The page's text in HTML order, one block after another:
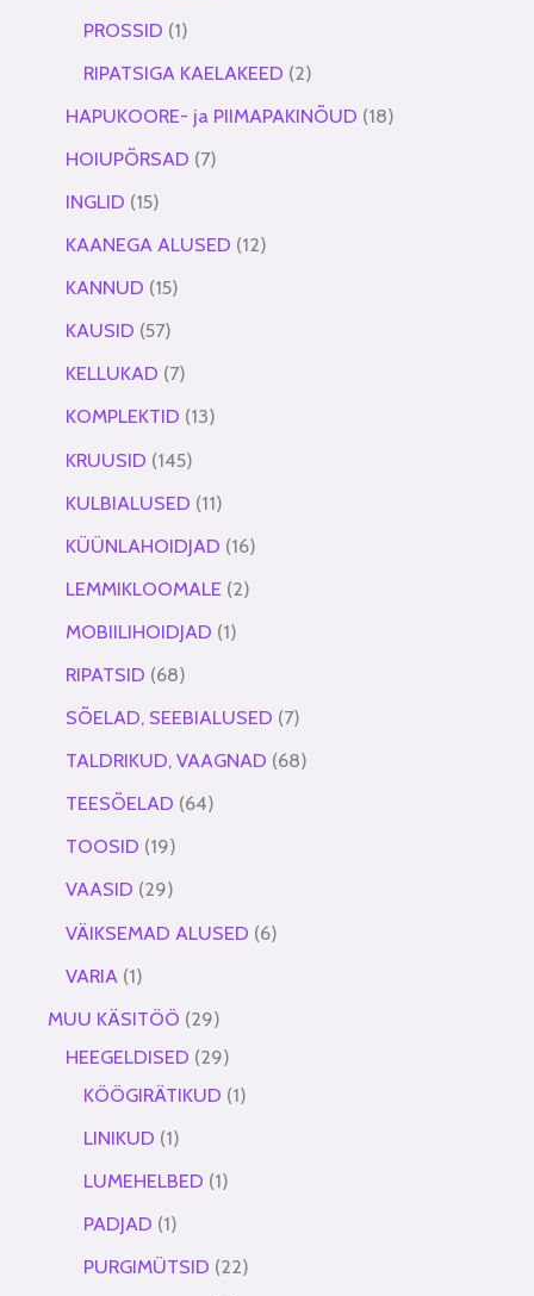
PROSSID 1
RIPATSIGA KAELAKEED 2
HAPUKOORE- ja PIIMAPAKINÕUD 18
HOIUPÕRSAD 7
INGLID 15
KAANEGA ALUSED 12
KANNUD 15
KAUSID 57
KELLUKAD 7
KOMPLEKTID 13
KRUUSID 145
KULBIALUSED 11
KÜÜNLAHOIDJAD 16
LEMMIKLOOMALE 2
MOBIILIHOIDJAD 1
RIPATSID 68
SÕELAD, SEEBIALUSED 7
TALDRIKUD, VAAGNAD 68
TEESÕELAD 64
TOOSID 19
VAASID 29
VÄIKSEMAD ALUSED 6
VARIA 1
MUU KÄSITÖÖ 29
HEEGELDISED 29
KÖÖGIRÄTIKUD 1
LINIKUD 1
LUMEHELBED 1
PADJAD 1
PURGIMÜTSID 22